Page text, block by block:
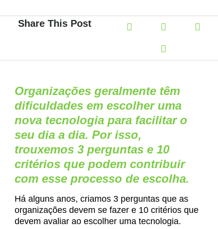
Share This Post
Organizações geralmente têm
dificuldades em escolher uma
nova tecnologia para facilitar o
seu dia a dia. Por isso,
trouxemos 3 perguntas e 10
critérios que podem contribuir
com esse processo de escolha.
Há alguns anos, criamos 3 perguntas que as
organizações devem se fazer e 10 critérios que
devem avaliar ao escolher uma tecnologia.